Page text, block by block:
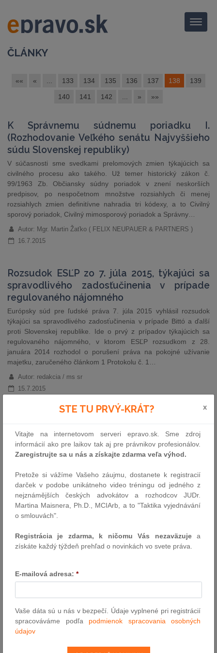
Menu
ČLÁNKY
«« « 133 134 135 136 137 138 139
140 141 142 » »»
K Správnemu súdnemu poriadku I.
(Rozhodovanie Veľkého senátu Najvyššieho
súdu Slovenskej republiky)
V súčasnosti sme svedkami prelomových zmien týkajúcich sa
civilného procesu ako takého. Už temer historický zákon č.
99/1963 Zb. Občiansky súdny poriadok v znení neskorších
predpisov, po nespočetnom množstve rozsiahlych či menej
rozsiahlych zmien definitívne nahradia tri kódexy, a to Civilný
sporový poriadok, Civilný mimosporový poriadok a Správny…
Autor: Mgr. Martin Žaťko ( FELIX NEUPAUER & PARTNERS )
16.7.2015
Rozsudok ESĽP zo 7. júla 2015, týkajúci sa
spravodlivého zadosťučinenia v prípade
regulovaného nájomného
​Európsky súd pre ľudské práva 7. júla 2015 vyhlásil rozsudok
týkajúci sa spravodlivého zadosťučinenia v prípade Bittó a ďalší
proti Slovenskej republike. Ide o prvý z prípadov týkajúcich sa
regulovaného nájomného, v ktorom ESĽP rozsudkom z 28.
januára 2014 rozhodol o porušení práva na pokojné užívanie
majetku, zaručeného článkom 1 Protokolu č. 1…
Autor: redakcia / ms sr
15.7.2015
spoločností
Najnovšia novela Obchodného zákonníka č.87/2015Z. z. prijatá
v boji proti „vykrádaniu“ spoločnosti na úkor jej veriteľov zavádza
spoločnosť v kríze, plnenie nahrádzajúce vlastné zdroje a zákaz
jeho vrátenia. Od nového roka to budete potrebovať.
Autor: JUDr. Lucia Regecová, Mgr. Danica Valentová ( Glatzová &
konferencii v Bratislave, že už vstúpil do rokovania s ministrom
financií Petrom Kažimírom. Očakáva zvýšenie budúcoročnej
rozpočtovej kapitoly rezortu. Nemalo by byť podľa…
Autor: TASR / redakcia (luc)
STE TU PRVÝ-KRÁT? x
Vitajte na internetovom serveri epravo.sk. Sme zdroj
informácií ako pre laikov tak aj pre právnikov profesionálov.
Zaregistrujte sa u nás a získajte zdarma veľa výhod.
Pretože si vážíme Vašeho záujmu, dostanete k registracií
darček v podobe unikátneho video tréningu od jedného z
nejznámějších českých advokátov a rozhodcov JUDr.
Martina Maisnera, Ph.D., MCIArb, a to "Taktika vyjednávání
o smlouvách".
Registrácia je zdarma, k ničomu Vás nezaväzujea
získáte každý týždeň prehľad o novinkách vo svete práva.
E-mailová adresa: *
Vaše dáta sú u nás v bezpečí. Údaje vyplnené pri registrácií
spracováváme podľa podmienok spracovania osobných
údajov